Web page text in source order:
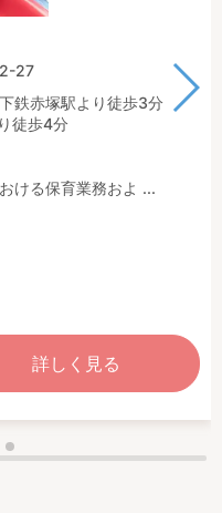
27
鉄赤塚駅より徒歩3分
徒歩4分
ける保育業務およ ...
詳しく見る